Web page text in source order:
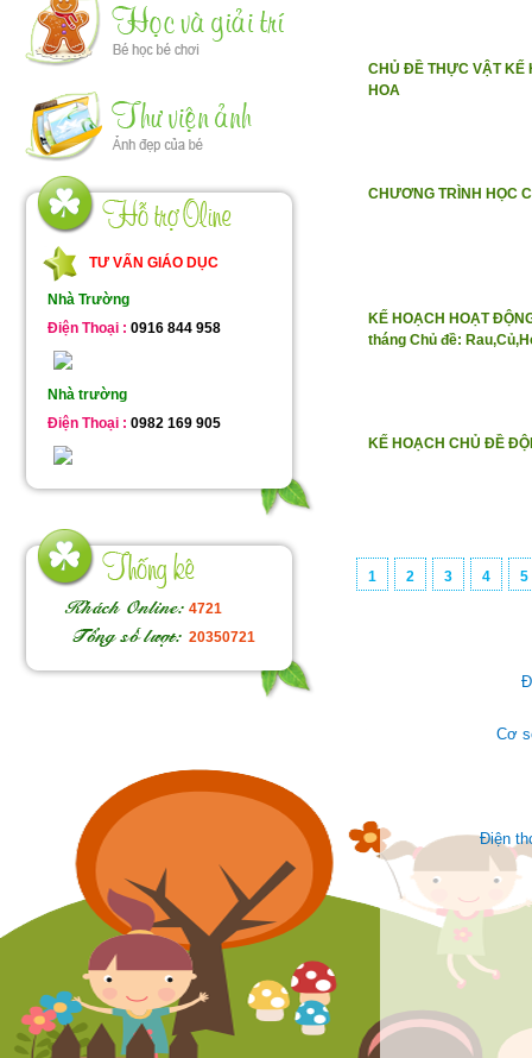
TƯ VẤN GIÁO DỤC
Nhà Trường
Điện Thoại : 0916 844 958
Nhà trường
Điện Thoại : 0982 169 905
4721
20350721
CHỦ ĐỀ THỰC VẬT KẾ
HOA
CHƯƠNG TRÌNH HỌC
KẾ HOẠCH HOẠT
tháng Chủ đề:
KẾ HOẠCH CHỦ ĐỀ
1 2 3 4 5
Cơ
Điện